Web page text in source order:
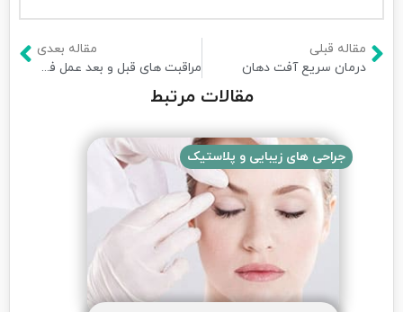
مقاله قبلی
درمان سریع آفت دهان
مقاله بعدی
مراقبت های قبل و بعد عمل فمتولیزیک
مقالات مرتبط
جراحی های زیبایی و پلاستیک